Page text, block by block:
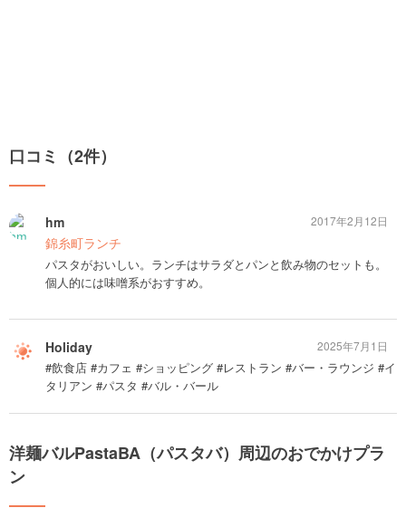
口コミ（2件）
hm
錦糸町ランチ
パスタがおいしい。ランチはサラダとパンと飲み物のセットも。
個人的には味噌系がおすすめ。
2017年2月12日
Holiday
#飲食店 #カフェ #ショッピング #レストラン #バー・ラウンジ #イ
タリアン #パスタ #バル・バール
2025年7月1日
洋麺バルPastaBA（パスタバ）周辺のおでかけプラ
ン